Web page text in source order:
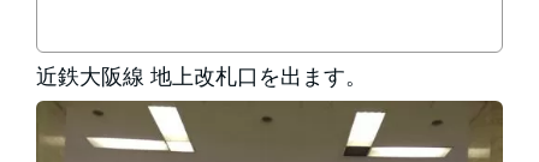
近鉄大阪線 地上改札口を出ます。